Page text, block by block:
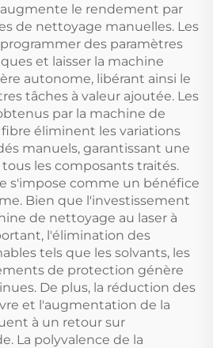
le rendement par
de nettoyage manuelles. Les
des paramètres
et laisser la machine
autonome, libérant ainsi le
tâches à valeur ajoutée. Les
par la machine de
éliminent les variations
manuels, garantissant une
les composants traités.
s'impose comme un bénéfice
Bien que l'investissement
de nettoyage au laser à
l'élimination des
tels que les solvants, les
de protection génère
De plus, la réduction des
et l'augmentation de la
à un retour sur
La polyvalence de la